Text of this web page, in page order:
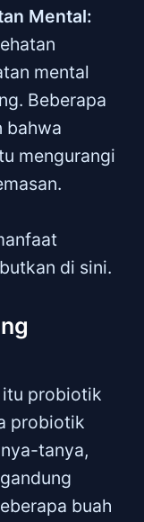
Mental:
mental
Beberapa
bahwa
mengurangi
di sini.
itu probiotik
probiotik
tanya,
buah